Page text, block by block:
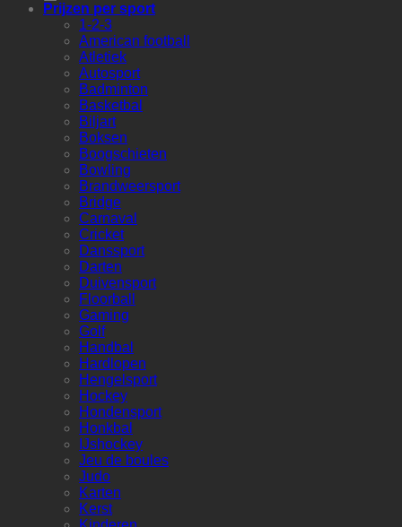
Prijzen per sport
1-2-3
American football
Atletiek
Autosport
Badminton
Basketbal
Biljart
Boksen
Boogschieten
Bowling
Brandweersport
Bridge
Carnaval
Cricket
Danssport
Darten
Duivensport
Floorball
Gaming
Golf
Handbal
Hardlopen
Hengelsport
Hockey
Hondensport
Honkbal
IJshockey
Jeu de boules
Judo
Karten
Kerst